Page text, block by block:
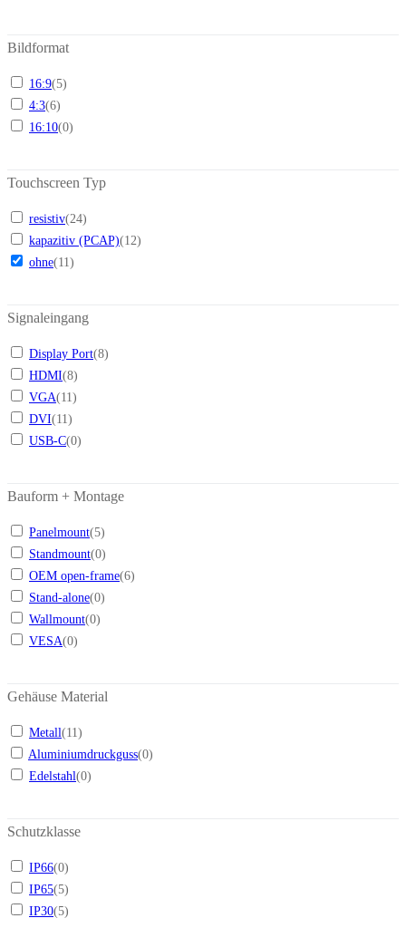
Bildformat
16:9(5)
4:3(6)
16:10(0)
Touchscreen Typ
resistiv(24)
kapazitiv (PCAP)(12)
ohne(11 )
Signaleingang
Display Port(8)
HDMI(8)
VGA(11 )
DVI(11 )
USB-C(0)
Bauform + Montage
Panelmount(5)
Standmount(0)
OEM open-frame(6)
Stand-alone(0)
Wallmount(0)
VESA(0)
Gehäuse Material
Metall(11 )
Aluminiumdruckguss(0)
Edelstahl(0)
Schutzklasse
IP66(0)
IP65(5)
IP30(5)